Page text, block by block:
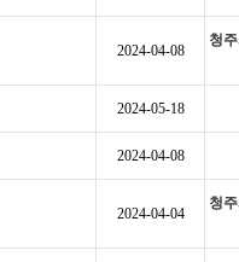
2024-04-08
청
2024-05-18
2024-04-08
2024-04-04
청